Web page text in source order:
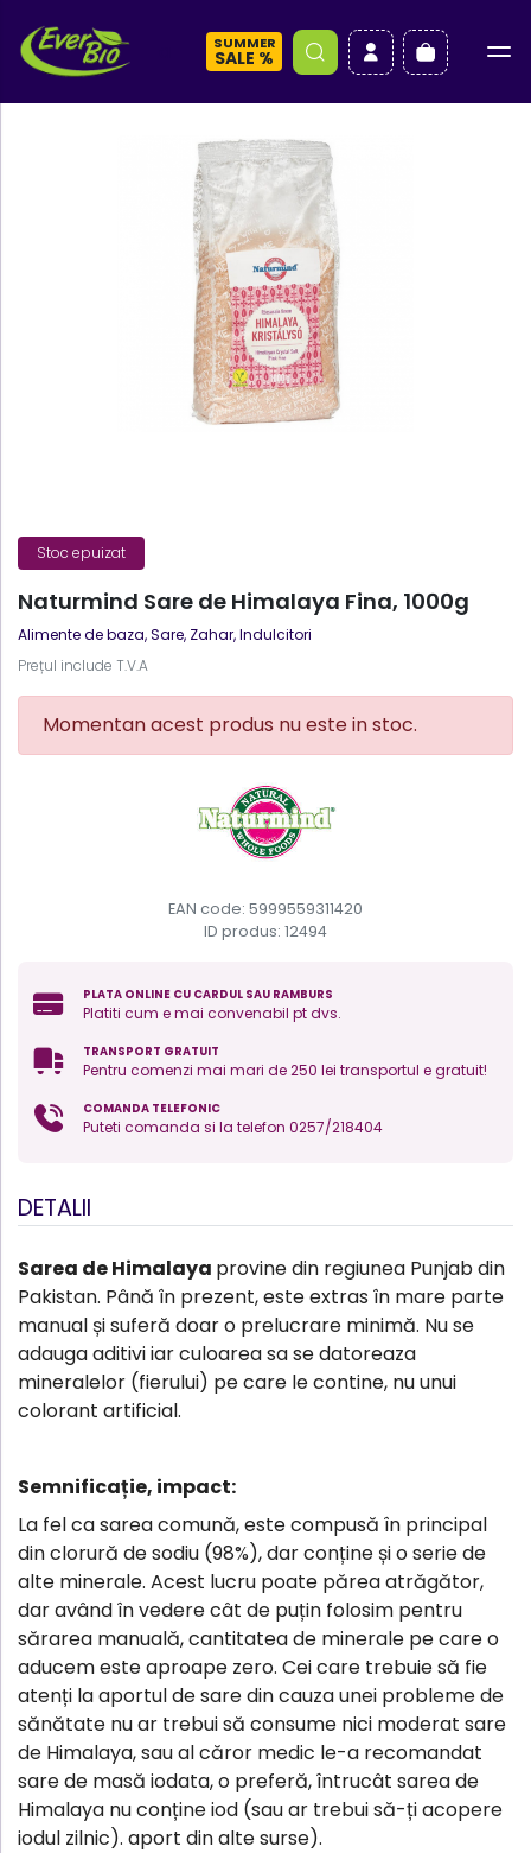
SUMMER
SALE %
Stoc epuizat
Naturmind Sare de Himalaya Fina, 1000g
Alimente de baza,Sare, Zahar, Indulcitori
Prețul include T.V.A
Momentan acest produs nu este in stoc.
EAN code: 5999559311420
ID produs: 12494
PLATA ONLINE CU CARDUL SAU RAMBURS
Platiti cum e mai convenabil pt dvs.
TRANSPORT GRATUIT
Pentru comenzi mai mari de 250 lei transportul e gratuit!
COMANDA TELEFONIC
Puteti comanda si la telefon 0257/218404
DETALII
Sarea de Himalaya provine din regiunea Punjab din
Pakistan. Până în prezent, este extras în mare parte
manual și suferă doar o prelucrare minimă. Nu se
adauga aditivi iar culoarea sa se datoreaza
mineralelor (fierului) pe care le contine, nu unui
colorant artificial.
Semnificație, impact:
La fel ca sarea comună, este compusă în principal
din clorură de sodiu (98%), dar conține și o serie de
alte minerale. Acest lucru poate părea atrăgător,
dar având în vedere cât de puțin folosim pentru
sărarea manuală, cantitatea de minerale pe care o
aducem este aproape zero. Cei care trebuie să fie
atenți la aportul de sare din cauza unei probleme de
sănătate nu ar trebui să consume nici moderat sare
de Himalaya, sau al căror medic le-a recomandat
sare de masă iodata, o preferă, întrucât sarea de
Himalaya nu conține iod (sau ar trebui să-ți acopere
iodul zilnic). aport din alte surse).